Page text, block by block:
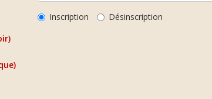
Inscription Désinscription